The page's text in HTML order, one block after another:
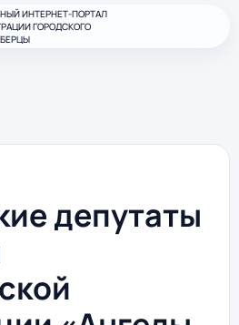
ИНТЕРНЕТ-ПОРТАЛ
ГОРОДСКОГО
депутаты